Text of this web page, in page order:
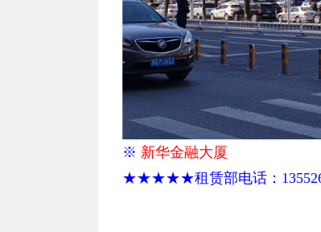
※ 新华金融大厦
★★★★★租赁部电话：